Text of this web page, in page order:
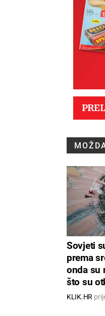
Sovjeti
prema
onda su
što su
KLIK.HR